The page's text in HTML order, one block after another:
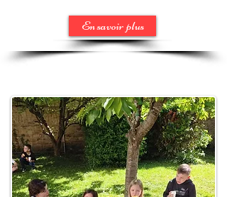
En savoir plus